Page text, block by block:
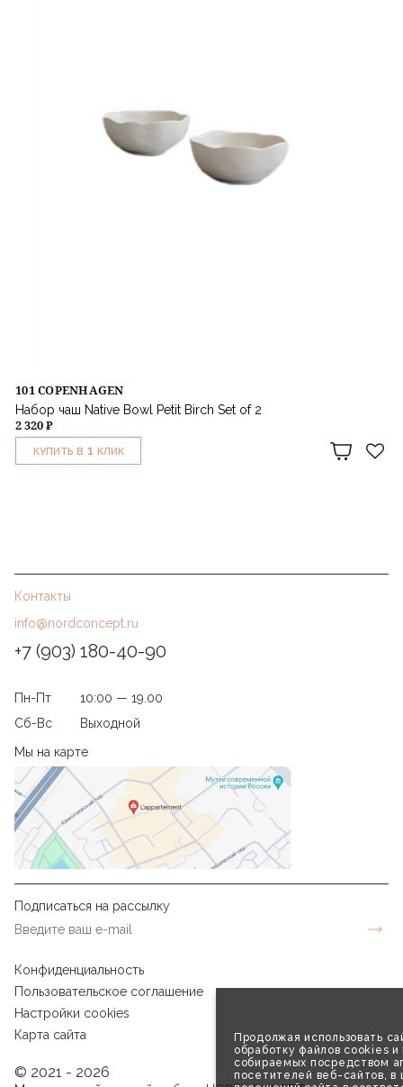
Продолжая использовать
обработку файлов cookies и
собираемых посредством
посетителей веб-сайтов, в
101 COPENHAGEN
Набор чаш Native Bowl Petit Birch Set of 2
2 320 ₽
КУПИТЬ В 1 КЛИК
Контакты
info@nordconcept.ru
+7 (903) 180-40-90
Пн-Пт
10:00 — 19.00
Сб-Вс
Выходной
Мы на карте
Подписаться на рассылку
Конфиденциальность
Пользовательское соглашение
Настройки cookies
Карта сайта
© 2021 - 2026